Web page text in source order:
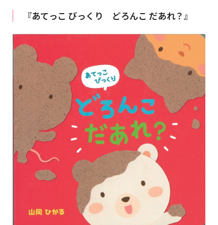
『あてっこ びっくり どろんこ だあれ？』